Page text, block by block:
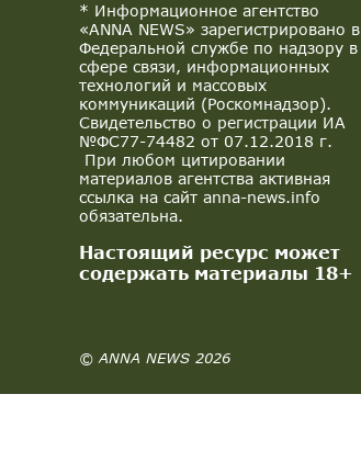
* Информационное агентство
«ANNA NEWS» зарегистрировано в
Федеральной службе по надзору в
сфере связи, информационных
технологий и массовых
коммуникаций (Роскомнадзор).
Свидетельство о регистрации ИА
№ФС77-74482 от 07.12.2018 г.
При любом цитировании
материалов агентства активная
ссылка на сайт anna-news.info
обязательна.
Настоящий ресурс может
содержать материалы 18+
© ANNA NEWS 2026